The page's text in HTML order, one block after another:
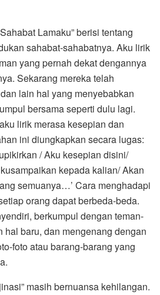
Lamaku” berisi tentang
sahabat-sahabatnya. Aku lirik
yang pernah dekat dengannya
Sekarang mereka telah
lain hal yang menyebabkan
bersama seperti dulu lagi.
lirik merasa kesepian dan
ini diungkapkan secara lugas:
/ Aku kesepian disini/
kepada kalian/ Akan
semuanya…’ Cara menghadapi
orang dapat berbeda-beda.
berkumpul dengan teman-
hal baru, dan mengenang dengan
foto atau barang-barang yang
masih bernuansa kehilangan.